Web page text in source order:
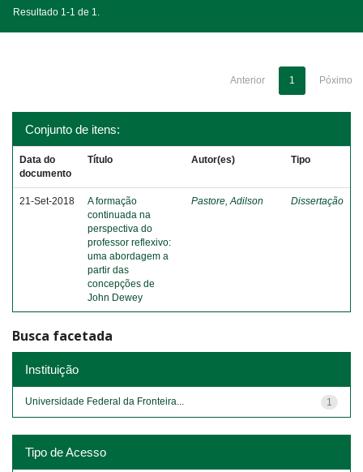
Resultado 1-1 de 1.
Anterior 1 Póximo
Conjunto de itens:
Data do
documento
Título Autor(es) Tipo
21-Set-2018
A formação
continuada na
perspectiva do
professor reflexivo:
uma abordagem a
partir das
concepções de
John Dewey
Pastore, Adilson Dissertação
Busca facetada
Instituição
1
Universidade Federal da Fronteira...
Tipo de Acesso